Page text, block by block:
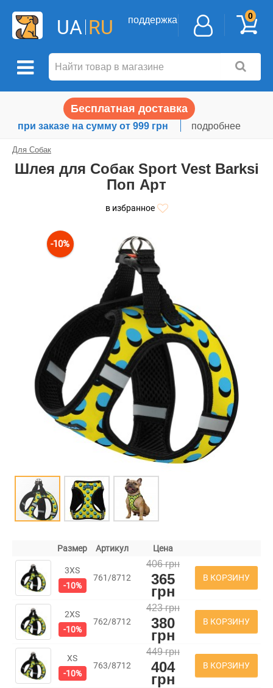
UA RU поддержка 0
Бесплатная доставка
при заказе на сумму от 999 грн подробнее
Для Собак
Шлея для Собак Sport Vest Barksi
Поп Арт
в избранное
-10%
Размер Артикул Цена
3XS
-10%
761/8712
406 грн
365
грн
В КОРЗИНУ
2XS
-10%
762/8712
423 грн
380
грн
В КОРЗИНУ
XS
-10%
763/8712
449 грн
404
грн
В КОРЗИНУ